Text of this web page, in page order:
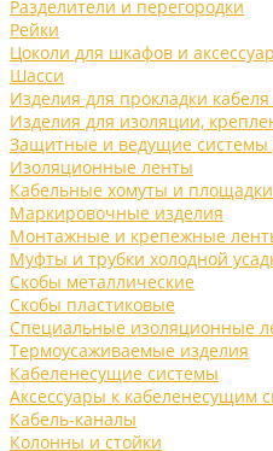
Разделители и перегородки
Рейки
Цоколи для шкафов и
Шасси
Изделия для прокладки
Изделия для изоляции,
Защитные и ведущие системы
Изоляционные ленты
Кабельные хомуты и
Маркировочные изделия
Монтажные и крепежные
Муфты и трубки холодной
Скобы металлические
Скобы пластиковые
Специальные изоляционные
Термоусаживаемые изделия
Кабеленесущие системы
Аксессуары к кабеленесущим
Кабель-каналы
Колонны и стойки